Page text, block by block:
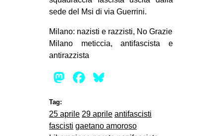
sede del Msi di via Guerrini.
Milano: nazisti e razzisti, No Grazie
Milano meticcia, antifascista e
antirazzista
Mastodon
Facebook
Tag:
25 aprile 29 aprile antifascisti
fascisti gaetano amoroso